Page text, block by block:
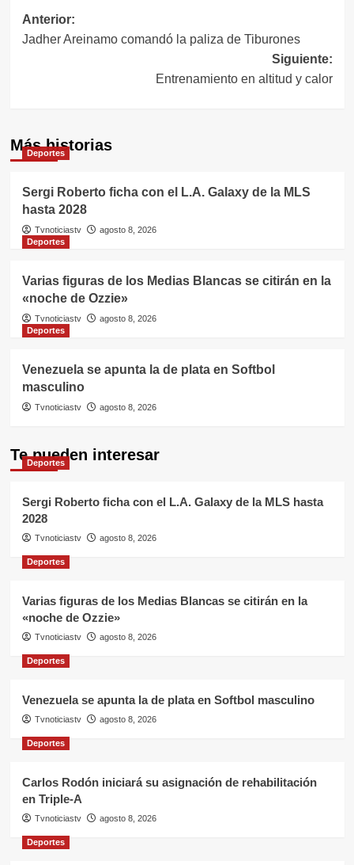
Navegación
de
Anterior:
Jadher Areinamo comandó la paliza de Tiburones
Siguiente:
Entrenamiento en altitud y calor
Más historias
Deportes
Sergi Roberto ficha con el L.A. Galaxy de la MLS
hasta 2028
Tvnoticiastv
agosto 8, 2026
Deportes
Varias figuras de los Medias Blancas se citirán en la
«noche de Ozzie»
Tvnoticiastv
agosto 8, 2026
Deportes
Venezuela se apunta la de plata en Softbol
masculino
Tvnoticiastv agosto 8, 2026
Te pueden interesar
Deportes
Sergi Roberto ficha con el L.A. Galaxy de la MLS hasta
2028
Tvnoticiastv agosto 8, 2026
Deportes
Varias figuras de los Medias Blancas se citirán en la
«noche de Ozzie»
Tvnoticiastv agosto 8, 2026
Deportes
Venezuela se apunta la de plata en Softbol masculino
Tvnoticiastv agosto 8, 2026
Deportes
Carlos Rodón iniciará su asignación de rehabilitación
en Triple-A
Tvnoticiastv agosto 8, 2026
Deportes